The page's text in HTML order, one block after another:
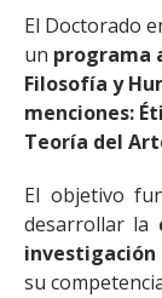
El Doctorado
un programa
Filosofía y
menciones:
Teoría del
El objetivo
desarrollar la
su